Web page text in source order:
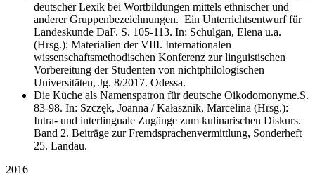
deutscher Lexik bei Wortbildungen mittels ethnischer und
anderer Gruppenbezeichnungen. Ein Unterrichtsentwurf für
Landeskunde DaF. S. 105-113. In: Schulgan, Elena u.a.
(Hrsg.): Materialien der VIII. Internationalen
wissenschaftsmethodischen Konferenz zur linguistischen
Vorbereitung der Studenten von nichtphilologischen
Universitäten, Jg. 8/2017. Odessa.
Die Küche als Namenspatron für deutsche Oikodomonyme.S.
83-98. In: Szczęk, Joanna / Kałasznik, Marcelina (Hrsg.):
Intra- und interlinguale Zugänge zum kulinarischen Diskurs.
Band 2. Beiträge zur Fremdsprachenvermittlung, Sonderheft
25. Landau.
2016